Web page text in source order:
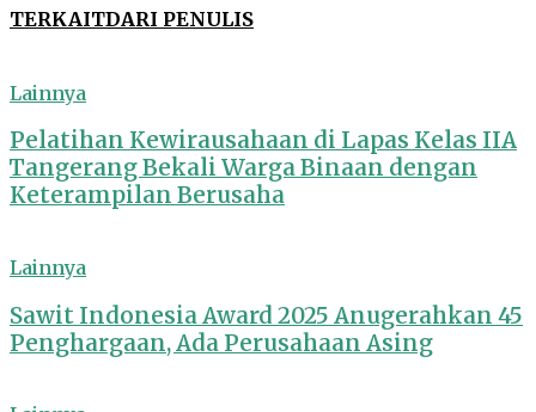
TERKAITDARI PENULIS
Lainnya
Pelatihan Kewirausahaan di Lapas Kelas IIA
Tangerang Bekali Warga Binaan dengan
Keterampilan Berusaha
Lainnya
Sawit Indonesia Award 2025 Anugerahkan 45
Penghargaan, Ada Perusahaan Asing